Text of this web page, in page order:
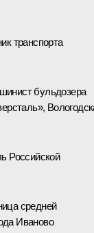
транспорта
бульдозера
Российской
средней
Иваново